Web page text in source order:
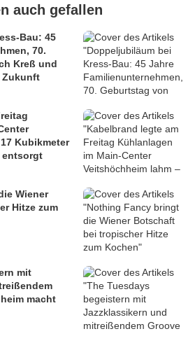
auch gefallen
Bau: 45
70.
Kreß und
Zukunft
Kubikmeter
entsorgt
Wiener
Hitze zum
mit
macht